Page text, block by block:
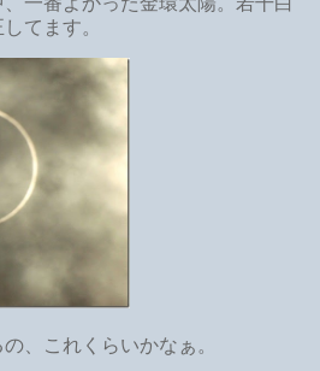
てます。
、これくらいかなぁ。